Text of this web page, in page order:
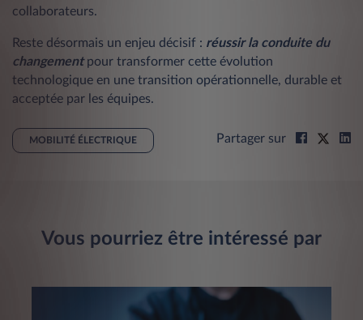
collaborateurs.
Reste désormais un enjeu décisif : réussir la conduite du
changementpour transformer cette évolution
technologique en une transition opérationnelle, durable et
acceptée par les équipes.
MOBILITÉ ÉLECTRIQUE Partager sur
Vous pourriez être intéressé par